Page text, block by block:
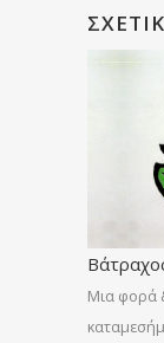
Μια φορά